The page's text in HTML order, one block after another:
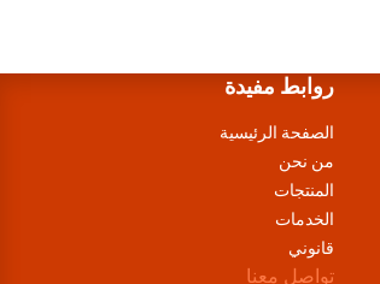
روابط مفيدة
الصفحة الرئيسية
من نحن
المنتجات
الخدمات
قانوني
تواصل معنا